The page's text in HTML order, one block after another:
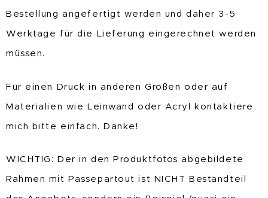
Bestellung angefertigt werden und daher 3-5
Werktage für die Lieferung eingerechnet werden
müssen.
Für einen Druck in anderen Größen oder auf
Materialien wie Leinwand oder Acryl kontaktiere
mich bitte einfach. Danke!
WICHTIG: Der in den Produktfotos abgebildete
Rahmen mit Passepartout ist NICHT Bestandteil